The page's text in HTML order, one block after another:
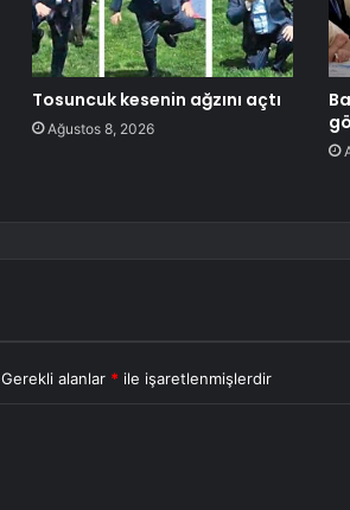
Tosuncuk kesenin ağzını açtı
Ağustos 8, 2026
Gerekli alanlar * ile işaretlenmişlerdir